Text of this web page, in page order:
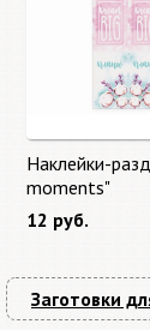
Наклейки-
moments"
12 руб.
Заготовки